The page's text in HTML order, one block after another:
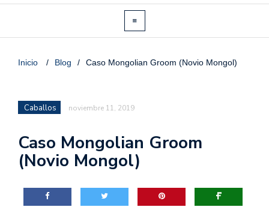
Inicio / Blog / Caso Mongolian Groom (Novio Mongol)
Caballos noviembre 11, 2019
Caso Mongolian Groom
(Novio Mongol)